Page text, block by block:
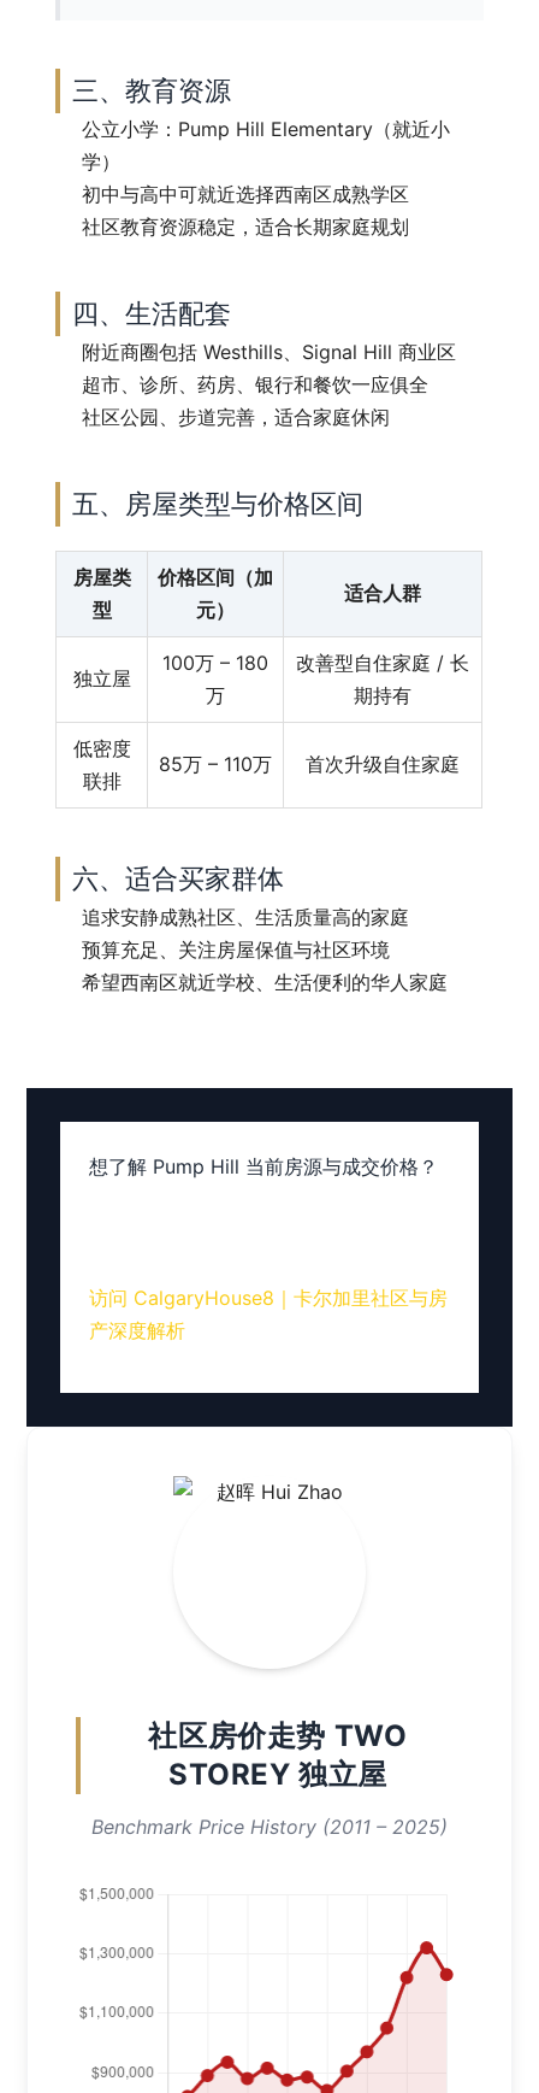
三、教育资源
公立小学：Pump Hill Elementary（就近小
学）
初中与高中可就近选择西南区成熟学区
社区教育资源稳定，适合长期家庭规划
四、生活配套
附近商圈包括 Westhills、Signal Hill 商业区
超市、诊所、药房、银行和餐饮一应俱全
社区公园、步道完善，适合家庭休闲
五、房屋类型与价格区间
房屋类
型
价格区间（加
元）
适合人群
独立屋
100万 – 180
万
改善型自住家庭 / 长
期持有
低密度
联排
85万 – 110万 首次升级自住家庭
六、适合买家群体
追求安静成熟社区、生活质量高的家庭
预算充足、关注房屋保值与社区环境
希望西南区就近学校、生活便利的华人家庭
想了解 Pump Hill 当前房源与成交价格？
访问 CalgaryHouse8｜卡尔加里社区与房
产深度解析
社区房价走势 TWO
STOREY 独立屋
Benchmark Price History (2011 – 2025)